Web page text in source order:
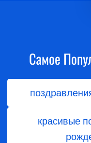
Самое
красивые